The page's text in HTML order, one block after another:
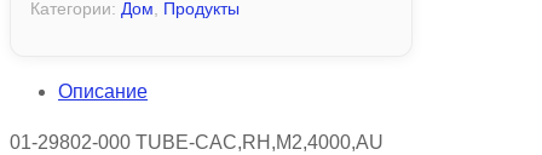
Категории: Дом Продукты
Описание
01-29802-000 TUBE-CAC,RH,M2,4000,AU